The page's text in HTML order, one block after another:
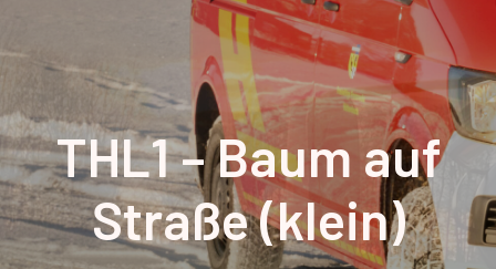
THL1 – Baum auf
Straße (klein)